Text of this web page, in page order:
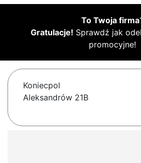
To Twoja firma
Gratulacje! Sprawdź jak
promocyjne!
Koniecpol
Aleksandrów 21B